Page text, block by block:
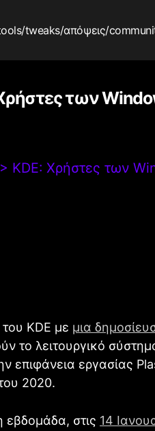
/tweaks/απόψεις/
των
KDE: Χρήστες των
KDE με μια
το λειτουργικό
επιφάνεια εργασίας
2020.
εβδομάδα, στις 14